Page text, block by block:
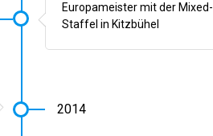
Europameister mit der Mixed-
Staffel in Kitzbühel
2014